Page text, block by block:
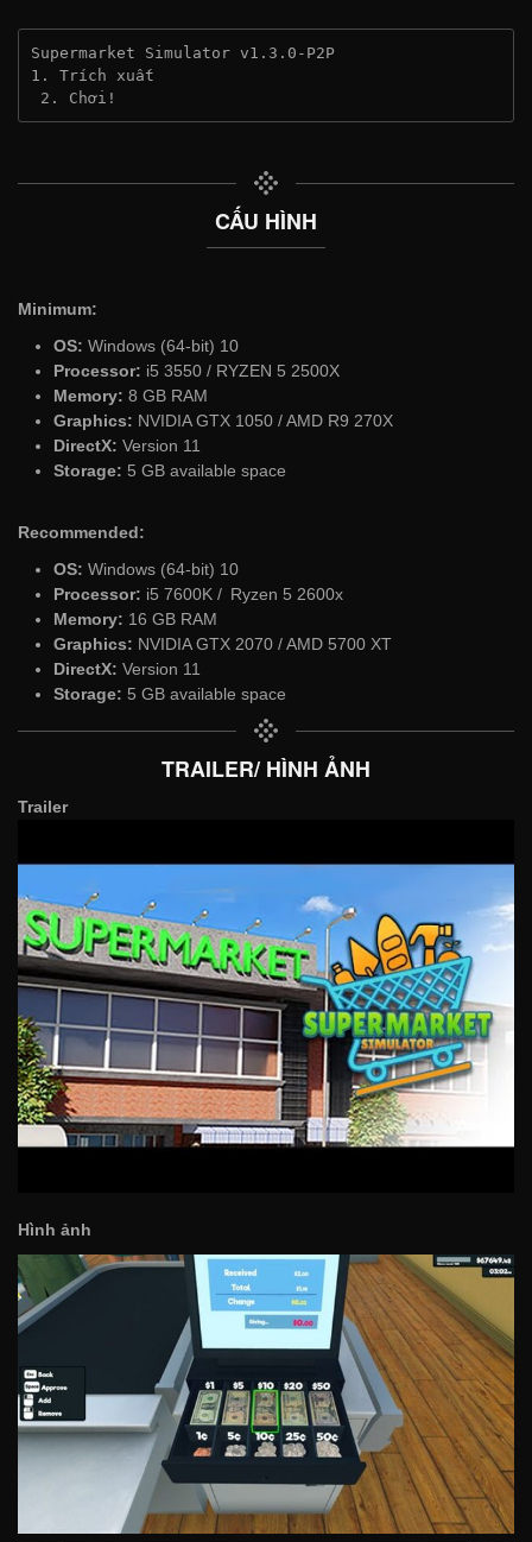
Supermarket Simulator v1.3.0-P2P
1. Trích xuất
2. Chơi!
CẤU HÌNH
Minimum:
OS: Windows (64-bit) 10
Processor: i5 3550 / RYZEN 5 2500X
Memory: 8 GB RAM
Graphics: NVIDIA GTX 1050 / AMD R9 270X
DirectX: Version 11
Storage: 5 GB available space
Recommended:
OS: Windows (64-bit) 10
Processor: i5 7600K / Ryzen 5 2600x
Memory: 16 GB RAM
Graphics: NVIDIA GTX 2070 / AMD 5700 XT
DirectX: Version 11
Storage: 5 GB available space
TRAILER/ HÌNH ẢNH
Trailer
Hình ảnh